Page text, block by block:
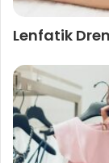
Lenfatik